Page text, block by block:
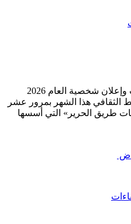
احتفال بمشروع أدبي عبر القارات وإعلان شخصية العام 2026
الثقافي هذا الشهر بمرور عشر
طريق الحرير» التي أسسها